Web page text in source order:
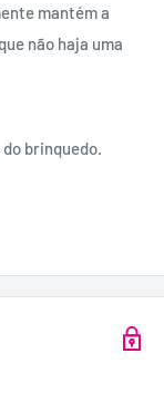
mantém a
não haja uma
brinquedo.
lavar de
original.